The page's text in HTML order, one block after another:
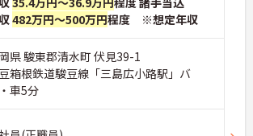
482万円～500万円程度 ※想定年収
県 駿東郡清水町 伏見39-1
箱根鉄道駿豆線「三島広小路駅」バ
車5分